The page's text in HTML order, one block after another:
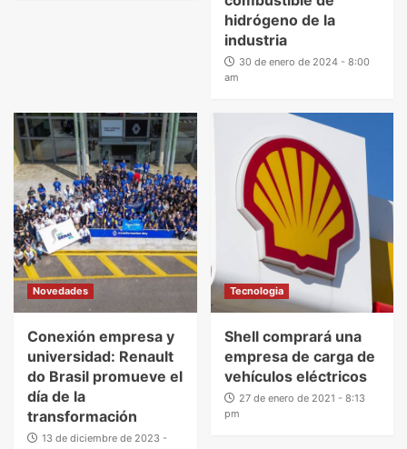
hidrógeno de la
industria
30 de enero de 2024 - 8:00
am
Novedades
Conexión empresa y
universidad: Renault
do Brasil promueve el
día de la
transformación
13 de diciembre de 2023 -
Tecnologia
Shell comprará una
empresa de carga de
vehículos eléctricos
27 de enero de 2021 - 8:13
pm